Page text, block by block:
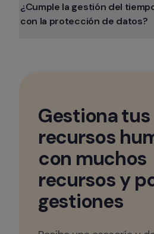
¿Cumple la gestión del
con la protección de datos?
Gestiona tus
recursos
con muchos
recursos y
gestiones